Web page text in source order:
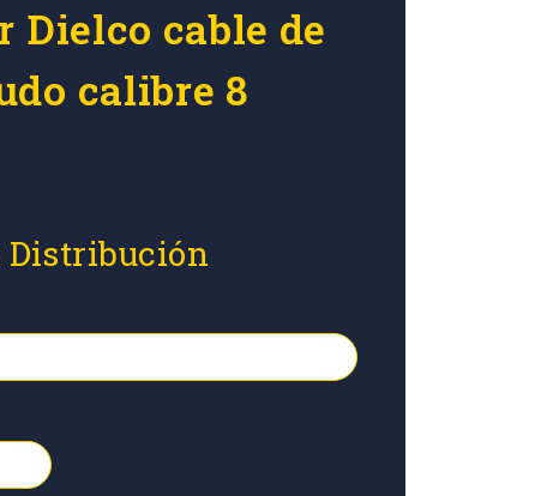
Dielco cable de
calibre 8
Distribución